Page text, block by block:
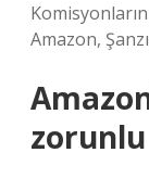
Amazon,